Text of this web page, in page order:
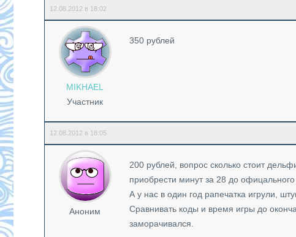
12.08.2012 в 18:02
MIKHAEL
Участник
350 рублей
12.08.2012 в 18:05
Аноним
200 рублей, вопрос сколько стоит
приобрести минут за 28 до офицального
А у нас в один год рапечатка игрули,
Сравнивать коды и время игры до
заморачивался.